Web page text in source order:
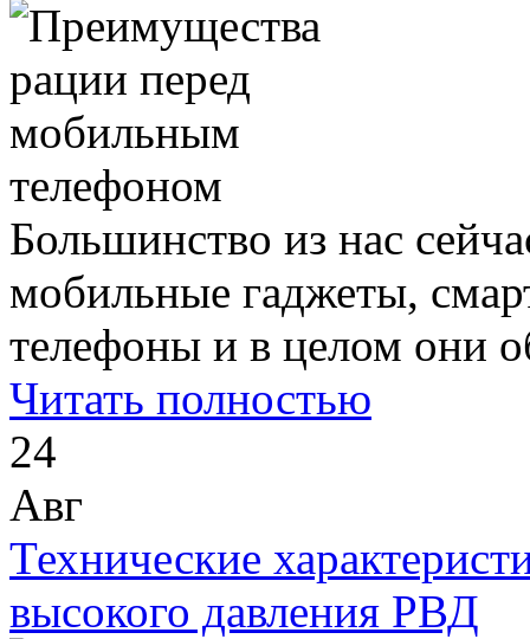
Большинство из нас
мобильные гаджеты,
телефоны и в целом они
Читать полностью
24
Авг
Технические
высокого давления РВД